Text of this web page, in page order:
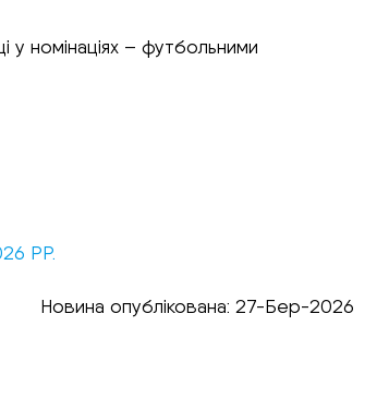
номінаціях – футбольними
РР.
Новина опублікована: 27-Бер-2026